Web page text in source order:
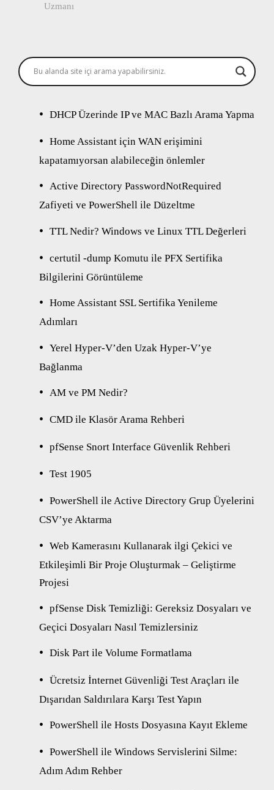
Uzmanı
DHCP Üzerinde IP ve MAC Bazlı Arama Yapma
Home Assistant için WAN erişimini
kapatamıyorsan alabileceğin önlemler
Active Directory PasswordNotRequired
Zafiyeti ve PowerShell ile Düzeltme
TTL Nedir? Windows ve Linux TTL Değerleri
certutil -dump Komutu ile PFX Sertifika
Bilgilerini Görüntüleme
Home Assistant SSL Sertifika Yenileme
Adımları
Yerel Hyper-V’den Uzak Hyper-V’ye
Bağlanma
AM ve PM Nedir?
CMD ile Klasör Arama Rehberi
pfSense Snort Interface Güvenlik Rehberi
Test 1905
PowerShell ile Active Directory Grup Üyelerini
CSV’ye Aktarma
Web Kamerasını Kullanarak ilgi Çekici ve
Etkileşimli Bir Proje Oluşturmak – Geliştirme
Projesi
pfSense Disk Temizliği: Gereksiz Dosyaları ve
Geçici Dosyaları Nasıl Temizlersiniz
Disk Part ile Volume Formatlama
Ücretsiz İnternet Güvenliği Test Araçları ile
Dışarıdan Saldırılara Karşı Test Yapın
PowerShell ile Hosts Dosyasına Kayıt Ekleme
PowerShell ile Windows Servislerini Silme:
Adım Adım Rehber